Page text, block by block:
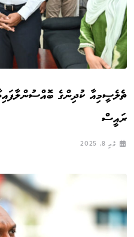
ތެެލެސީމިއާ ކުދިންގެ
ރައީސް
މެއި 8, 2025